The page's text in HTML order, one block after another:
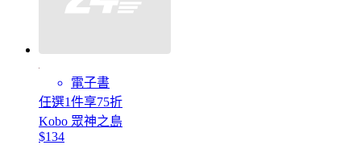
電子書
任選1件享75折
Kobo 眾神之島
$134